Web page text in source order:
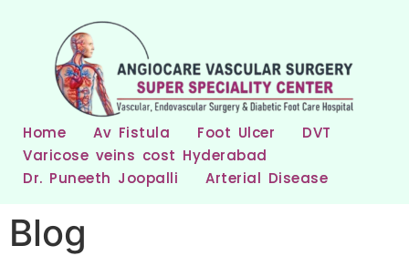
Home Av Fistula Foot Ulcer
DVT
Varicose veins cost Hyderabad
Dr. Puneeth Joopalli
Arterial Disease
Blog